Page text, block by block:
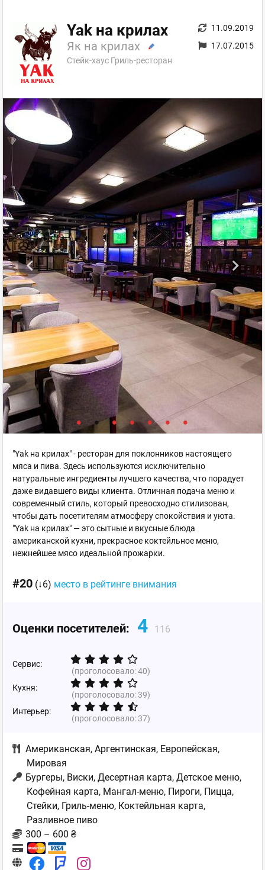
Yak на крилах
Як на крилах
Стейк-хаус Гриль-ресторан
11.09.2019
17.07.2015
"Yak на крилах" - ресторан для поклонников настоящего
мяса и пива. Здесь используются исключительно
натуральные ингредиенты лучшего качества, что порадует
даже видавшего виды клиента. Отличная подача меню и
современный стиль, который превосходно стилизован,
чтобы дать посетителям атмосферу спокойствия и уюта.
"Yak на крилах" — это сытные и вкусные блюда
американской кухни, прекрасное коктейльное меню,
нежнейшее мясо идеальной прожарки.
#20 (↓6) место в рейтинге внимания
Оценки посетителей: 4 116
Сервис:
(проголосовало:40)
Кухня:
(проголосовало:39)
Интерьер:
(проголосовало:37)
Американская, Аргентинская, Европейская,
Мировая
Бургеры, Виски, Десертная карта, Детское меню,
Кофейная карта, Мангал-меню, Пироги, Пицца,
Стейки, Гриль-меню, Коктейльная карта,
Разливное пиво
300 – 600 ₴